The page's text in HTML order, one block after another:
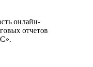
онлайн-
отчетов